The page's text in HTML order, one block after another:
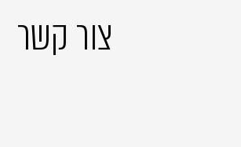
צור קשר